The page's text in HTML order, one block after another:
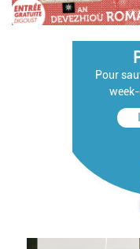
Pour